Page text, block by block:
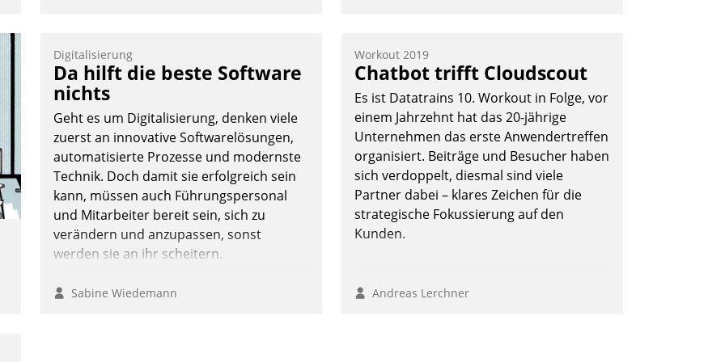
Digitalisierung
Da hilft die beste Software
nichts
Geht es um Digitalisierung, denken viele
zuerst an innovative Softwarelösungen,
automatisierte Prozesse und modernste
Technik. Doch damit sie erfolgreich sein
kann, müssen auch Führungspersonal
und Mitarbeiter bereit sein, sich zu
verändern und anzupassen, sonst
werden sie an ihr scheitern.
Sabine Wiedemann
Workout 2019
Chatbot trifft Cloudscout
Es ist Datatrains 10. Workout in Folge, vor
einem Jahrzehnt hat das 20-jährige
Unternehmen das erste Anwendertreffen
organisiert. Beiträge und Besucher haben
sich verdoppelt, diesmal sind viele
Partner dabei – klares Zeichen für die
strategische Fokussierung auf den
Kunden.
Andreas Lerchner